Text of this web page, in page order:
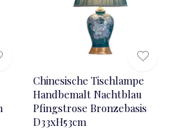
Chinesische Tischlampe
Handbemalt Nachtblau
Pfingstrose Bronzebasis
D33xH53cm